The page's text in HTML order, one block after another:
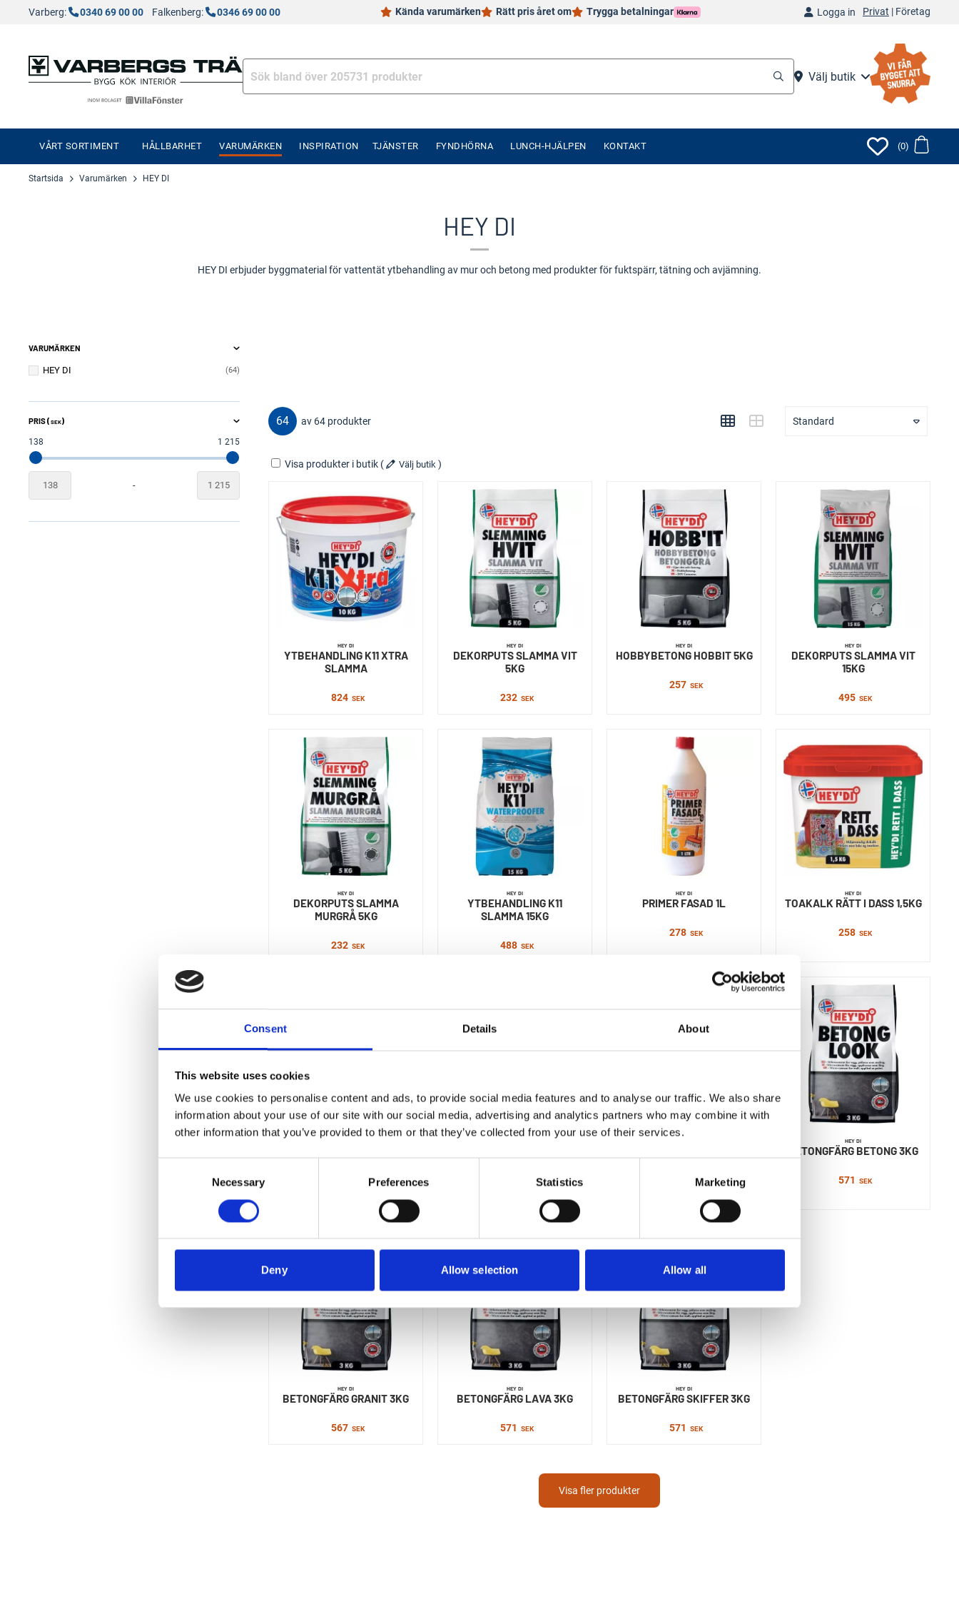
Consent Details About
This website uses cookies
We use cookies to personalise content and ads, to provide social media features and to analyse our traffic. We also share
information about your use of our site with our social media, advertising and analytics partners who may combine it with
other information that you’ve provided to them or that they’ve collected from your use of their services.
Necessary Preferences Statistics Marketing
Deny Allow selection Allow all
Varberg: 0340 69 00 00 Falkenberg: 0346 69 00 00 Kända varumärken Rätt pris året om Trygga betalningar Logga in Privat | Företag
Välj butik
VÅRT SORTIMENT HÅLLBARHET VARUMÄRKEN INSPIRATION TJÄNSTER FYNDHÖRNA LUNCH-HJÄLPEN KONTAKT (0)
Startsida Varumärken HEY DI
HEY DI
HEY DI erbjuder byggmaterial för vattentät ytbehandling av mur och betong med produkter för fuktspärr, tätning och avjämning.
VARUMÄRKEN
64
HEY DI
PRIS ( SEK)
138 1 215
-
64 av 64 produkter Standard
Visa produkter i butik ( Välj butik )
HEY DI
YTBEHANDLING K11 XTRA
SLAMMA
824 SEK
HEY DI
DEKORPUTS SLAMMA VIT
5KG
232 SEK
HEY DI
HOBBYBETONG HOBBIT 5KG
257 SEK
HEY DI
DEKORPUTS SLAMMA VIT
15KG
495 SEK
HEY DI
DEKORPUTS SLAMMA
MURGRÅ 5KG
232 SEK
HEY DI
YTBEHANDLING K11
SLAMMA 15KG
488 SEK
HEY DI
PRIMER FASAD 1L
278 SEK
HEY DI
TOAKALK RÄTT I DASS 1,5KG
258 SEK
HEY DI
BETONGFÄRG BETONG 3KG
571 SEK
HEY DI
BETONGFÄRG GRANIT 3KG
567 SEK
HEY DI
BETONGFÄRG LAVA 3KG
571 SEK
HEY DI
BETONGFÄRG SKIFFER 3KG
571 SEK
Visa fler produkter